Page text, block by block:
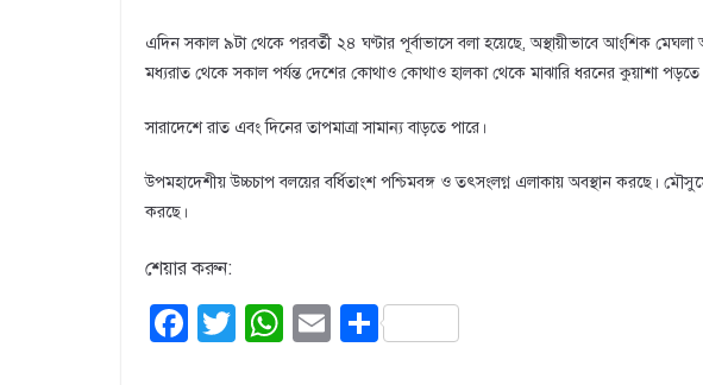
এদিন সকাল ৯টা থেকে পরবর্তী ২৪ ঘণ্টার পূর্বাভাসে বলা হয়েছে, অস্থায়ীভাবে আংশিক
মধ্যরাত থেকে সকাল পর্যন্ত দেশের কোথাও কোথাও হালকা থেকে মাঝারি ধরনের কুয়াশা পড়তে
সারাদেশে রাত এবং দিনের তাপমাত্রা সামান্য বাড়তে পারে।
উপমহাদেশীয় উচ্চচাপ বলয়ের বর্ধিতাংশ পশ্চিমবঙ্গ ও তৎসংলগ্ন এলাকায় অবস্থান করছে।
করছে।
শেয়ার করুন:
F
T
W E S